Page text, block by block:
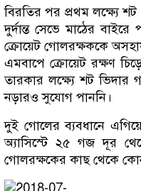
বিরতির পর প্রথম লক্ষ্যে শট
দুর্দান্ত সেভে মাঠের
ক্রোয়েট গোলরক্ষককে
এমবাপে ক্রোয়েট রক্ষণ
তারকার লক্ষ্যে শট
নড়ারও সুযোগ পাননি।
দুই গোলের ব্যবধানে এগিয়ে
অ্যাসিস্টে ২৫ গজ দূর
গোলরক্ষকের কাছ থেকে